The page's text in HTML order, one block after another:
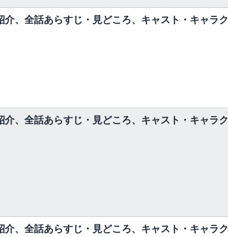
介、全話あらすじ・見どころ、キャスト・キャラク
介、全話あらすじ・見どころ、キャスト・キャラク
介、全話あらすじ・見どころ、キャスト・キャラク